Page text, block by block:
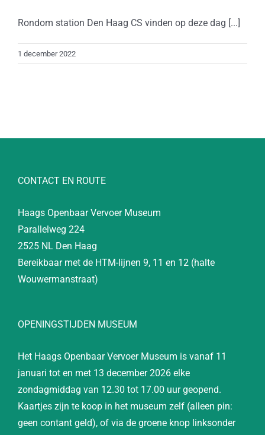
Rondom station Den Haag CS vinden op deze dag [...]
1 december 2022
CONTACT EN ROUTE
Haags Openbaar Vervoer Museum
Parallelweg 224
2525 NL Den Haag
Bereikbaar met de HTM-lijnen 9, 11 en 12 (halte
Wouwermanstraat)
OPENINGSTIJDEN MUSEUM
Het Haags Openbaar Vervoer Museum is vanaf 11
januari tot en met 13 december 2026 elke
zondagmiddag van 12.30 tot 17.00 uur geopend.
Kaartjes zijn te koop in het museum zelf (alleen pin:
geen contant geld), of via de groene knop linksonder